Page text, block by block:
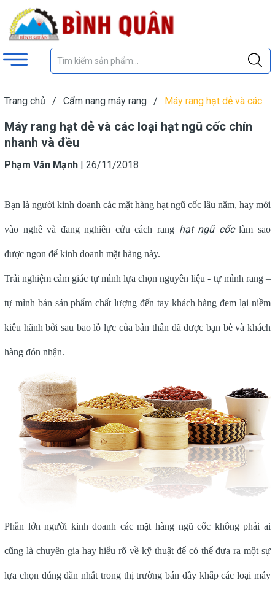
Trang chủ / Cẩm nang máy rang /
Máy rang hạt dẻ và các
Máy rang hạt dẻ và các loại hạt ngũ cốc chín
nhanh và đều
Phạm Văn Mạnh | 26/11/2018
Bạn là người kinh doanh các mặt hàng hạt ngũ cốc lâu năm, hay mới
vào nghề và đang nghiên cứu cách rang hạt ngũ cốclàm sao
được ngon để kinh doanh mặt hàng này.
Trải nghiệm cảm giác tự mình lựa chọn nguyên liệu - tự mình rang –
tự mình bán sản phẩm chất lượng đến tay khách hàng đem lại niềm
kiêu hãnh bởi sau bao lỗ lực của bản thân đã được bạn bè và khách
hàng đón nhận.
Phần lớn người kinh doanh các mặt hàng ngũ cốc không phải ai
cũng là chuyên gia hay hiểu rõ về kỹ thuật để có thể đưa ra một sự
lựa chọn đúng đắn nhất trong thị trường bán đầy khắp các loại máy